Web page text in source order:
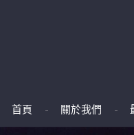
首頁 關於我們